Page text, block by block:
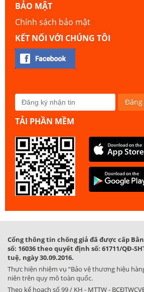
BẢO MẬT
Chính sách bảo mật
KẾT NỐI VỚI CHÚNG TÔI
TẢI PHẦN MỀM
Cổng thông tin chống giả đã được cấp
số: 16036 theo quyết định số: 61711/QĐ-
tuệ, ngày 30.09.2016.
Thực hiện nhiệm vụ “Bảo vệ thương hiệu
niên trên quy mô toàn quốc.
Theo kế hoạch số 99 / KH - MTTW -